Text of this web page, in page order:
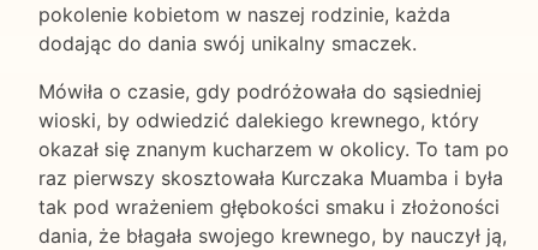
pokolenie kobietom w naszej rodzinie, każda
dodając do dania swój unikalny smaczek.
Mówiła o czasie, gdy podróżowała do sąsiedniej
wioski, by odwiedzić dalekiego krewnego, który
okazał się znanym kucharzem w okolicy. To tam po
raz pierwszy skosztowała Kurczaka Muamba i była
tak pod wrażeniem głębokości smaku i złożoności
dania, że błagała swojego krewnego, by nauczył ją,